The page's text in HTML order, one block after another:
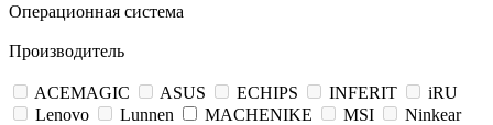
Операционная система
Производитель
ACEMAGIC ASUS ECHIPS INFERIT
iRU
Lenovo
Lunnen MACHENIKE MSI
Ninkear